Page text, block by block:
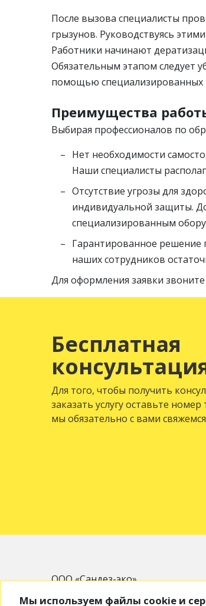
После вызова специалисты
грызунов. Руководствуясь
Работники начинают
Обязательным этапом следует
помощью специализированных
Преимущества
Выбирая профессионалов по
Нет необходимости
Наши специалисты
Отсутствие угрозы для
индивидуальной защиты.
специализированным
Гарантированное решение
наших сотрудников
Для оформления заявки
Бесплатная
Для того, чтобы получить
заказать услугу оставьте
мы обязательно с вами
ООО «Сандез-эко»
Мы используем файлы cookie и